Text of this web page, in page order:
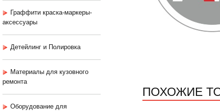
Граффити краска-маркеры-
аксессуары
Детейлинг и Полировка
Материалы для кузовного
ремонта
Оборудование для
ПОХОЖИЕ